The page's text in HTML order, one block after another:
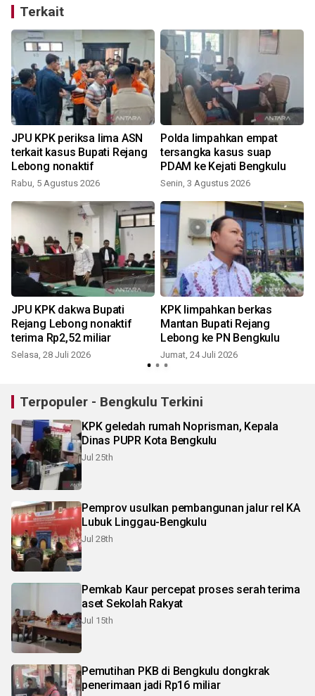
Terkait
JPU KPK periksa lima ASN
terkait kasus Bupati Rejang
Lebong nonaktif
Rabu, 5 Agustus 2026
Polda limpahkan empat
tersangka kasus suap
PDAM ke Kejati Bengkulu
Senin, 3 Agustus 2026
JPU KPK dakwa Bupati
Rejang Lebong nonaktif
terima Rp2,52 miliar
Selasa, 28 Juli 2026
KPK limpahkan berkas
Mantan Bupati Rejang
Lebong ke PN Bengkulu
Jumat, 24 Juli 2026
Terpopuler - Bengkulu Terkini
KPK geledah rumah Noprisman, Kepala
Dinas PUPR Kota Bengkulu
Jul 25th
Pemprov usulkan pembangunan jalur rel KA
Lubuk Linggau-Bengkulu
Jul 28th
Pemkab Kaur percepat proses serah terima
aset Sekolah Rakyat
Jul 15th
Pemutihan PKB di Bengkulu dongkrak
penerimaan jadi Rp16 miliar